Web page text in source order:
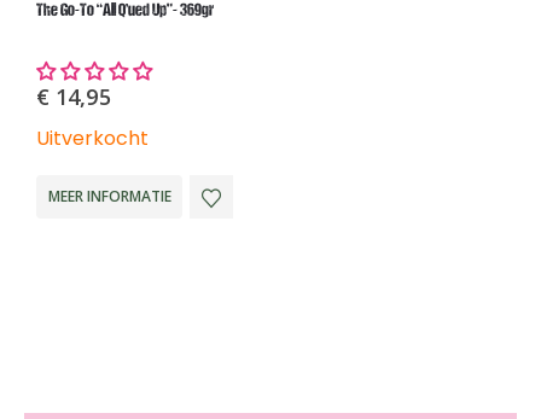
The Go-To “All Q’ued Up”- 369gr
€ 14,95
Uitverkocht
MEER INFORMATIE